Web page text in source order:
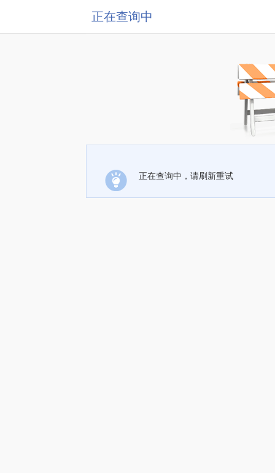
正在查询中
正在查询中，请刷新重试